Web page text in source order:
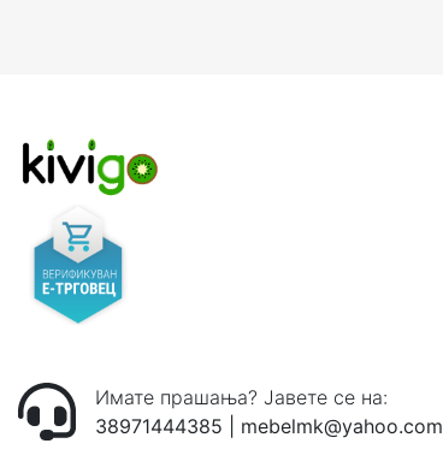
Имате прашања? Јавете се на:
38971444385
mebelmk@yahoo.com